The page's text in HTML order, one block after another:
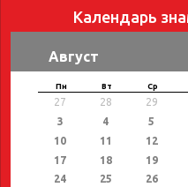
Календарь
Август
Пн Вт Ср
27 28 29
3
4 5
10
11 12
17
18 19
24
25 26